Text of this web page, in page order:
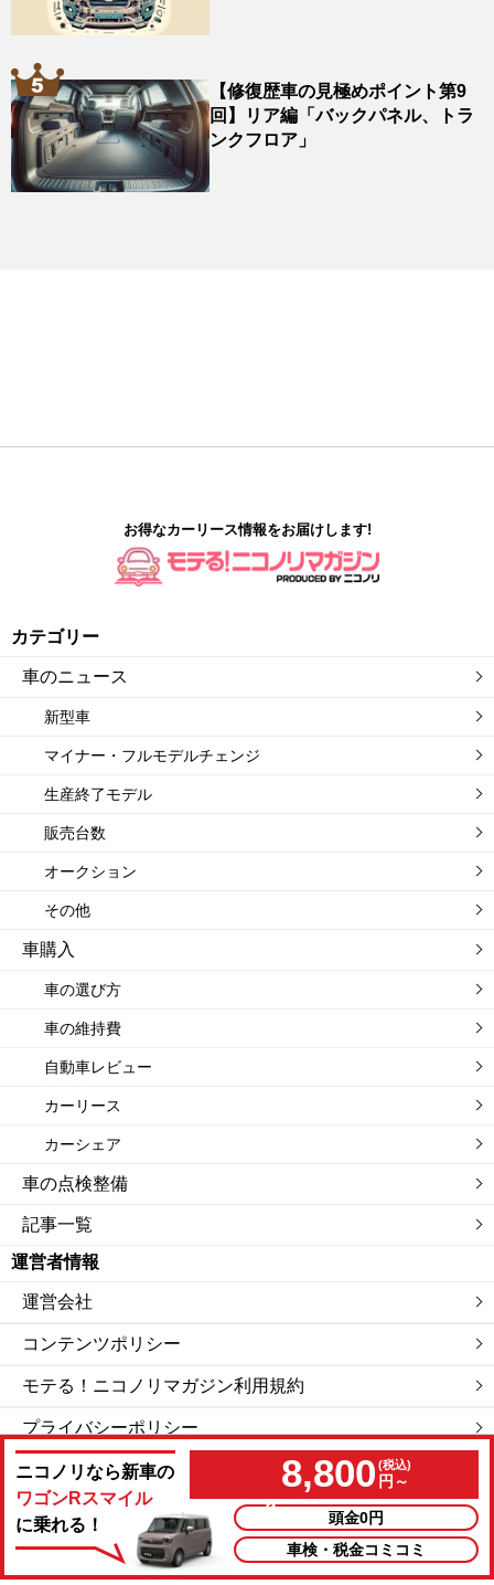
ニコノリなら新車の
ワゴンRスマイル
に乗れる！
8,800 円～
頭金0円
車検・税金コミコミ
【修復歴車の見極めポイント第9
回】リア編「バックパネル、トラ
ンクフロア」
お得なカーリース情報をお届けします!
カテゴリー
車のニュース
新型車
マイナー・フルモデルチェンジ
生産終了モデル
販売台数
オークション
その他
車購入
車の選び方
車の維持費
自動車レビュー
カーリース
カーシェア
車の点検整備
記事一覧
運営者情報
運営会社
コンテンツポリシー
モテる！ニコノリマガジン利用規約
プライバシーポリシー
サイトマップ
私たちは「ニコニコレンタカー」を運営する会社です。
©モテる！ニコノリマガジン.